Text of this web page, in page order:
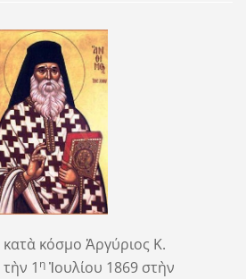
κόσμο Ἀργύριος Κ.
1 ηἸουλίου 1869 στὴν